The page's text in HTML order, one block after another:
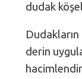
dudak
Dudakların
derin